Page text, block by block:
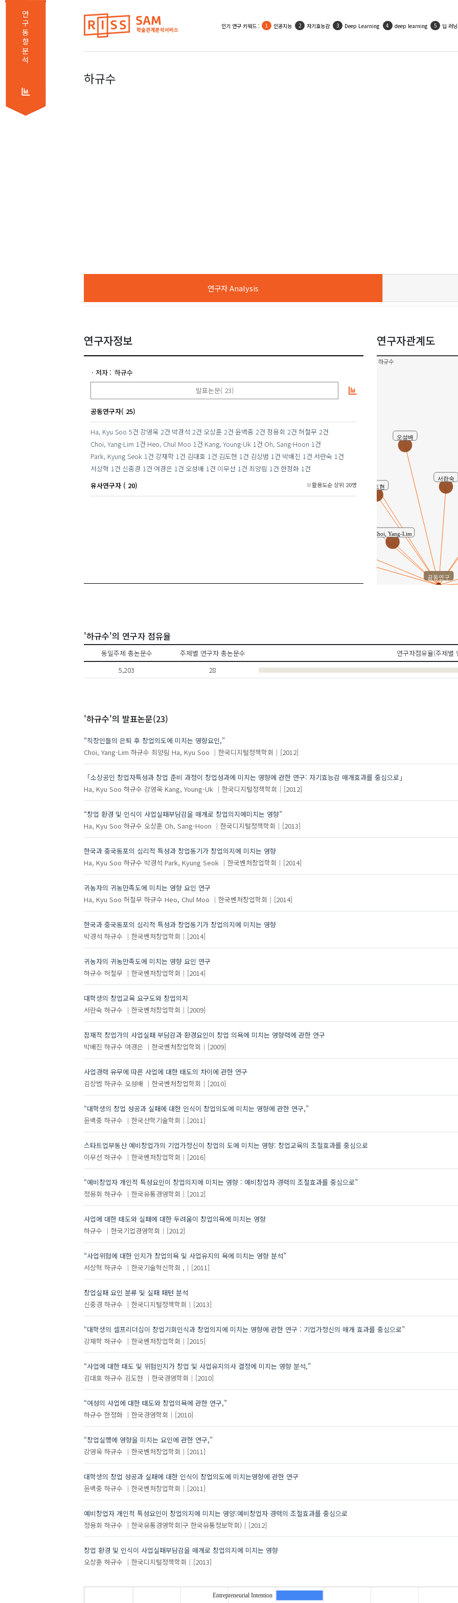
연
구
동
향
분
석
하규수
연구자 Analysis
연구자정보
저자
하규수
발표논문( 23)
공동연구자( 25)
Ha, Kyu Soo 5건 강영욱 2건 박경석 2건 오상훈 2건 윤백중 2건 정용회 2건 허철무 2건
Choi, Yang-Lim 1건 Heo, Chul Moo 1건 Kang, Young-Uk 1건 Oh, Sang-Hoon 1건
Park, Kyung Seok 1건 강재학 1건 김대호 1건 김도현 1건 김상범 1건 박배진 1건 서란숙 1건
서상혁 1건 신중경 1건 여경은 1건 오성배 1건 이무선 1건 최양림 1건 한정화 1건
유사연구자 ( 20)
※활용도순 상위 20명
연구자관계도
하규수
오성배
허철무
박경석
서란숙
Choi, Yang-Lim
김도현
오상훈
공동연구
'하규수'의 연구자 점유율
동일주제 총논문수 주제별 연구자 총논문수
연구자점유율(주제별
5,203
28
'하규수'의 발표논문(23)
“직장인들의 은퇴 후 창업의도에 미치는 영향요인,”
Choi, Yang-Lim 하규수 최양림 Ha, Kyu Soo 한국디지털정책학회 [2012]
「소상공인 창업자특성과 창업 준비 과정이 창업성과에 미치는 영향에 관한 연구: 자기효능감 매개효과를 중심으로」
Ha, Kyu Soo 하규수 강영욱 Kang, Young-Uk 한국디지털정책학회 [2012]
“창업 환경 및 인식이 사업실패부담감을 매개로 창업의지에미치는 영향”
Ha, Kyu Soo 하규수 오상훈 Oh, Sang-Hoon 한국디지털정책학회 [2013]
한국과 중국동포의 심리적 특성과 창업동기가 창업의지에 미치는 영향
Ha, Kyu Soo 하규수 박경석 Park, Kyung Seok 한국벤처창업학회 [2014]
귀농자의 귀농만족도에 미치는 영향 요인 연구
Ha, Kyu Soo 허철무 하규수 Heo, Chul Moo 한국벤처창업학회 [2014]
한국과 중국동포의 심리적 특성과 창업동기가 창업의지에 미치는 영향
박경석 하규수 한국벤처창업학회 [2014]
귀농자의 귀농만족도에 미치는 영향 요인 연구
하규수 허철무 한국벤처창업학회 [2014]
대학생의 창업교육 요구도와 창업의지
서란숙 하규수 한국벤처창업학회 [2009]
잠재적 창업가의 사업실패 부담감과 환경요인이 창업 의욕에 미치는 영향력에 관한 연구
박배진 하규수 여경은 한국벤처창업학회 [2009]
사업경력 유무에 따른 사업에 대한 태도의 차이에 관한 연구
김상범 하규수 오성배 한국벤처창업학회 [2010]
“대학생의 창업 성공과 실패에 대한 인식이 창업의도에 미치는 영향에 관한 연구,”
윤백중 하규수 한국산학기술학회 [2011]
스타트업부동산 예비창업가의 기업가정신이 창업의 도에 미치는 영향: 창업교육의 조절효과를 중심으로
이무선 하규수 한국벤처창업학회 [2016]
“예비창업자 개인적 특성요인이 창업의지에 미치는 영향 : 예비창업자 경력의 조절효과를 중심으로”
정용회 하규수 한국유통경영학회 [2012]
사업에 대한 태도와 실패에 대한 두려움이 창업의욕에 미치는 영향
하규수
한국기업경영학회 [2012]
“사업위험에 대한 인지가 창업의욕 및 사업유지의 욕에 미치는 영향 분석”
서상혁 하규수 한국기술혁신학회 , [2011]
창업실패 요인 분류 및 실패 패턴 분석
신중경 하규수 한국디지털정책학회 [2013]
“대학생의 셀프리더십이 창업기회인식과 창업의지에 미치는 영향에 관한 연구 : 기업가정신의 매개 효과를 중심으로”
강재학 하규수 한국벤처창업학회 [2015]
“사업에 대한 태도 및 위험인지가 창업 및 사업유지의사 결정에 미치는 영향 분석,”
김대호 하규수 김도현 한국경영학회 [2010]
“여성의 사업에 대한 태도와 창업의욕에 관한 연구,”
하규수 한정화 한국경영학회 [2010]
“창업실행에 영향을 미치는 요인에 관한 연구,”
강영욱 하규수 한국벤처창업학회 [2011]
대학생의 창업 성공과 실패에 대한 인식이 창업의도에 미치는영향에 관한 연구
윤백중 하규수 한국벤처창업학회 [2011]
예비창업자 개인적 특성요인이 창업의지에 미치는 영양:예비창업자 경력의 조절효과를 중심으로
정용회 하규수 한국유통경영학회(구 한국유통정보학회) [2012]
창업 환경 및 인식이 사업실패부담감을 매개로 창업의지에 미치는 영향
오상훈 하규수 한국디지털정책학회 [2013]
Entrepreneurial Intention